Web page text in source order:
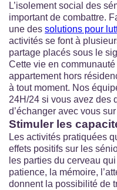
L’isolement social des
important de combattre.
une des solutions pour
activités se font à
partage placés sous le
Cette vie en
appartement hors
à tout moment. Nos
24H/24 si vous avez des
d’échanger avec vous
Stimuler les
Les activités pratiquées
effets positifs sur les
les parties du cerveau
patience, la mémoire,
donnent la possibilité de